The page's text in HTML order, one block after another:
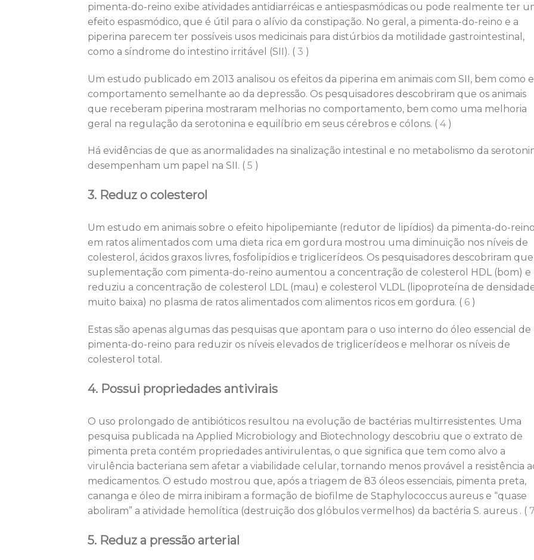
pimenta-do-reino exibe atividades antidiarréicas e antiespasmódicas ou pode realmente ter
efeito espasmódico, que é útil para o alívio da constipação. No geral, a pimenta-do-reino e a
piperina parecem ter possíveis usos medicinais para distúrbios da motilidade gastrointestinal,
como a síndrome do intestino irritável (SII). ( 3 )
Um estudo publicado em 2013 analisou os efeitos da piperina em animais com SII, bem como
comportamento semelhante ao da depressão. Os pesquisadores descobriram que os animais
que receberam piperina mostraram melhorias no comportamento, bem como uma melhoria
geral na regulação da serotonina e equilíbrio em seus cérebros e cólons. ( 4)
Há evidências de que as anormalidades na sinalização intestinal e no metabolismo da
desempenham um papel na SII. ( 5 )
3. Reduz o colesterol
Um estudo em animais sobre o efeito hipolipemiante (redutor de lipídios) da pimenta-do-
em ratos alimentados com uma dieta rica em gordura mostrou uma diminuição nos níveis de
colesterol, ácidos graxos livres, fosfolipídios e triglicerídeos. Os pesquisadores descobriram
suplementação com pimenta-do-reino aumentou a concentração de colesterol HDL (bom) e
reduziu a concentração de colesterol LDL (mau) e colesterol VLDL (lipoproteína de
muito baixa) no plasma de ratos alimentados com alimentos ricos em gordura. ( 6 )
Estas são apenas algumas das pesquisas que apontam para o uso interno do óleo essencial de
pimenta-do-reino para reduzir os níveis elevados de triglicerídeos e melhorar os níveis de
colesterol total.
4. Possui propriedades antivirais
O uso prolongado de antibióticos resultou na evolução de bactérias multirresistentes. Uma
pesquisa publicada na Applied Microbiology and Biotechnology descobriu que o extrato de
pimenta preta contém propriedades antivirulentas, o que significa que tem como alvo a
virulência bacteriana sem afetar a viabilidade celular, tornando menos provável a resistência
medicamentos. O estudo mostrou que, após a triagem de 83 óleos essenciais, pimenta preta,
cananga e óleo de mirra inibiram a formação de biofilme de Staphylococcus aureus e “quase
aboliram” a atividade hemolítica (destruição dos glóbulos vermelhos) da bactéria S. aureus . (
5. Reduz a pressão arterial